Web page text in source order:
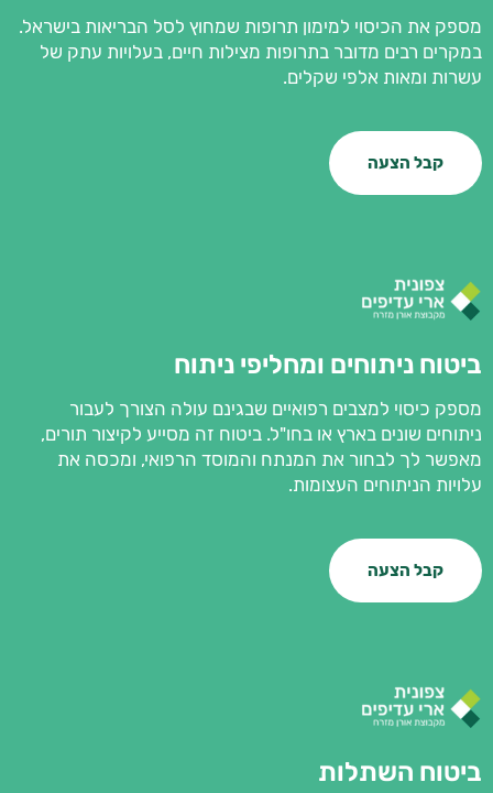
מספק את הכיסוי למימון תרופות שמחוץ לסל הבריאות בישראל.
במקרים רבים מדובר בתרופות מצילות חיים, בעלויות עתק של
עשרות ומאות אלפי שקלים.
קבל הצעה
ביטוח ניתוחים ומחליפי ניתוח
מספק כיסוי למצבים רפואיים שבגינם עולה הצורך לעבור
ניתוחים שונים בארץ או בחו"ל. ביטוח זה מסייע לקיצור תורים,
מאפשר לך לבחור את המנתח והמוסד הרפואי, ומכסה את
עלויות הניתוחים העצומות.
קבל הצעה
ביטוח השתלות